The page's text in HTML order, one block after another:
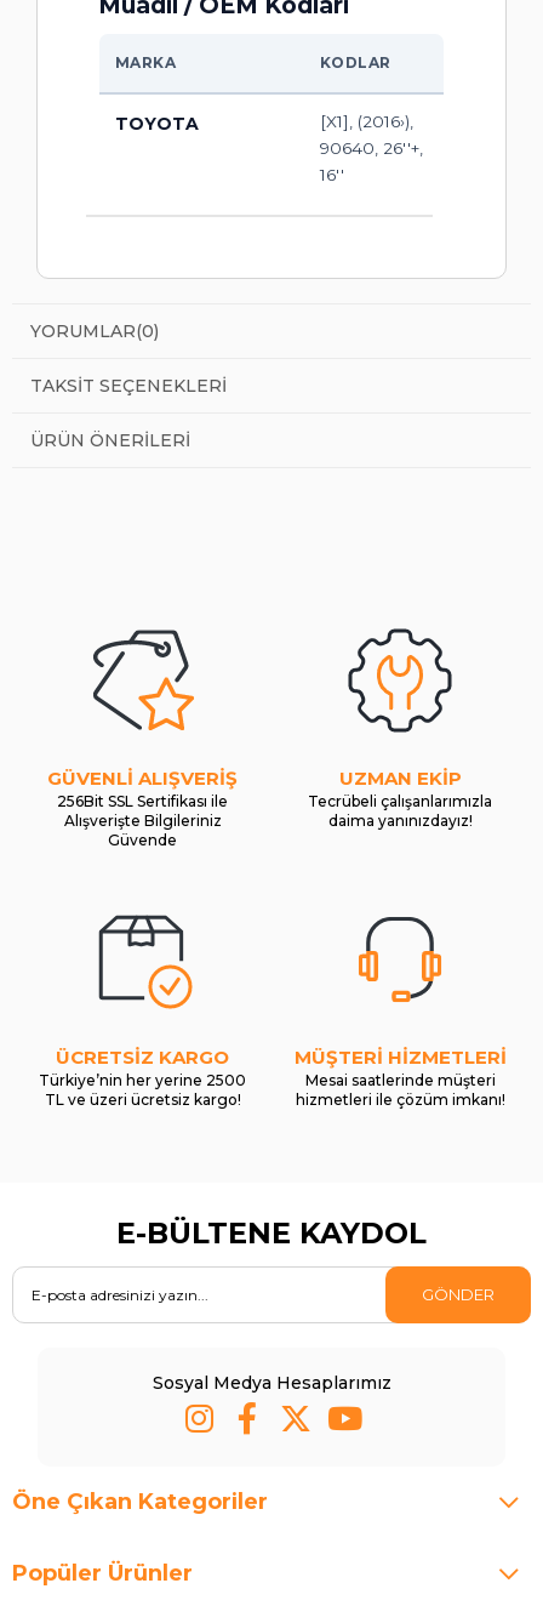
MARKA KODLAR
TOYOTA
[X1], (2016›),
90640, 26''+,
16''
YORUMLAR(0)
TAKSIT SEÇENEKLERI
ÜRÜN ÖNERILERI
GÜVENLİ ALIŞVERİŞ
256Bit SSL Sertifikası ile
Alışverişte Bilgileriniz
Güvende
UZMAN EKİP
Tecrübeli çalışanlarımızla
daima yanınızdayız!
ÜCRETSİZ KARGO
Türkiye’nin her yerine 2500
TL ve üzeri ücretsiz kargo!
MÜŞTERİ HİZMETLERİ
Mesai saatlerinde müşteri
hizmetleri ile çözüm imkanı!
E-BÜLTENE KAYDOL
GÖNDER
Sosyal Medya Hesaplarımız
Öne Çıkan Kategoriler
Popüler Ürünler